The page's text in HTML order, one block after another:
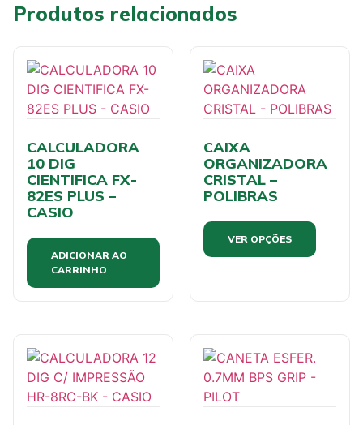
Produtos relacionados
CALCULADORA
10 DIG
CIENTIFICA FX-
82ES PLUS –
CASIO
ADICIONAR AO
CARRINHO
CAIXA
ORGANIZADORA
CRISTAL –
POLIBRAS
VER OPÇÕES